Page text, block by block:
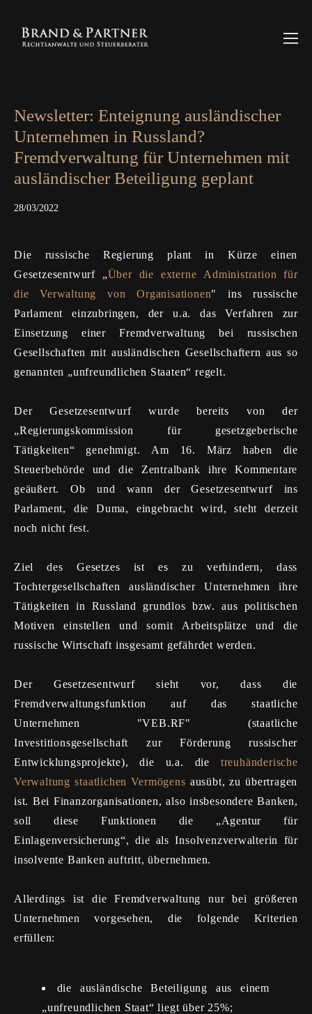
Newsletter: Enteignung ausländischer
Unternehmen in Russland?
Fremdverwaltung für Unternehmen mit
ausländischer Beteiligung geplant
28/03/2022
Die russische Regierung plant in Kürze einen
Gesetzesentwurf „Über die externe Administration für
die Verwaltung von Organisationen" ins russische
Parlament einzubringen, der u.a. das Verfahren zur
Einsetzung einer Fremdverwaltung bei russischen
Gesellschaften mit ausländischen Gesellschaftern aus so
genannten „unfreundlichen Staaten“ regelt.
Der Gesetzesentwurf wurde bereits von der
„Regierungskommission für gesetzgeberische
Tätigkeiten“ genehmigt. Am 16. März haben die
Steuerbehörde und die Zentralbank ihre Kommentare
geäußert. Ob und wann der Gesetzesentwurf ins
Parlament, die Duma, eingebracht wird, steht derzeit
noch nicht fest.
Ziel des Gesetzes ist es zu verhindern, dass
Tochtergesellschaften ausländischer Unternehmen ihre
Tätigkeiten in Russland grundlos bzw. aus politischen
Motiven einstellen und somit Arbeitsplätze und die
russische Wirtschaft insgesamt gefährdet werden.
Der Gesetzesentwurf sieht vor, dass die
Fremdverwaltungsfunktion auf das staatliche
Unternehmen "VEB.RF" (staatliche
Investitionsgesellschaft zur Förderung russischer
Entwicklungsprojekte), die u.a. die treuhänderische
Verwaltung staatlichen Vermögens ausübt, zu übertragen
ist. Bei Finanzorganisationen, also insbesondere Banken,
soll diese Funktionen die „Agentur für
Einlagenversicherung“, die als Insolvenzverwalterin für
insolvente Banken auftritt, übernehmen.
Allerdings ist die Fremdverwaltung nur bei größeren
Unternehmen vorgesehen, die folgende Kriterien
erfüllen:
die ausländische Beteiligung aus einem
„unfreundlichen Staat“ liegt über 25%;